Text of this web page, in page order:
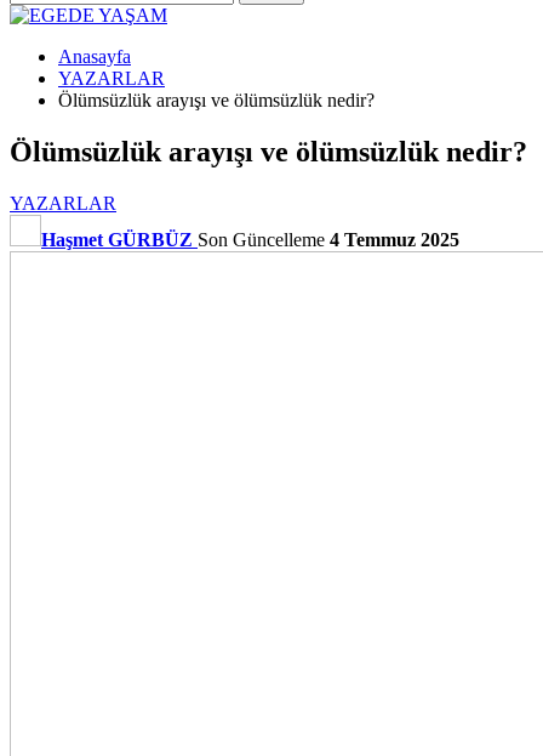
Anasayfa
YAZARLAR
Ölümsüzlük arayışı ve ölümsüzlük nedir?
Ölümsüzlük arayışı ve ölümsüzlük nedir?
YAZARLAR
Haşmet GÜRBÜZ Son Güncelleme 4 Temmuz 2025